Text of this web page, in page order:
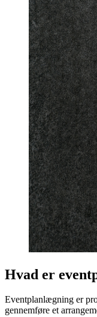
Hvad er
Eventplanlægning er
gennemføre et